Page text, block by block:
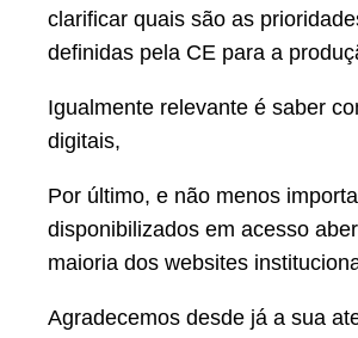
clarificar quais são as
definidas pela CE para a
Igualmente relevante é saber
digitais,
Por último, e não menos
disponibilizados em acesso
maioria dos websites
Agradecemos desde já a sua